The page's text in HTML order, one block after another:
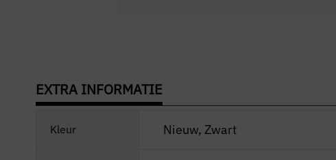
EXTRA INFORMATIE
Kleur Nieuw, Zwart